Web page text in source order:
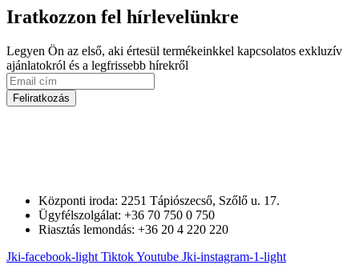
Iratkozzon fel hírlevelünkre
Legyen Ön az első, aki értesül termékeinkkel kapcsolatos exkluzív
ajánlatokról és a legfrissebb hírekről
Feliratkozás
Központi iroda: 2251 Tápiószecső, Szőlő u. 17.
Ügyfélszolgálat: +36 70 750 0 750
Riasztás lemondás: +36 20 4 220 220
Jki-facebook-light TiktokYoutube Jki-instagram-1-light